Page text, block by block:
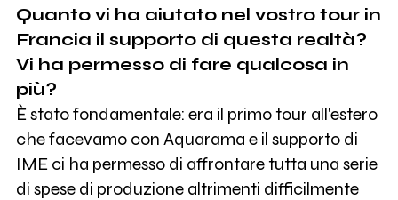
Quanto vi ha aiutato nel vostro tour in
Francia il supporto di questa realtà?
Vi ha permesso di fare qualcosa in
più?
È stato fondamentale: era il primo tour all'estero
che facevamo con Aquarama e il supporto di
IME ci ha permesso di affrontare tutta una serie
di spese di produzione altrimenti difficilmente